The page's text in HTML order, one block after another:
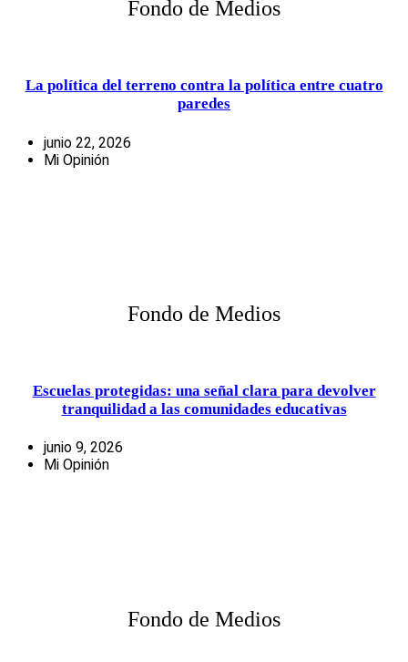
Fondo de Medios
La política del terreno contra la política entre cuatro
paredes
junio 22, 2026
Mi Opinión
Fondo de Medios
Escuelas protegidas: una señal clara para devolver
tranquilidad a las comunidades educativas
junio 9, 2026
Mi Opinión
Fondo de Medios